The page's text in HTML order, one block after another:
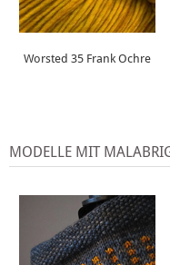
Worsted 35 Frank Ochre
MODELLE MIT